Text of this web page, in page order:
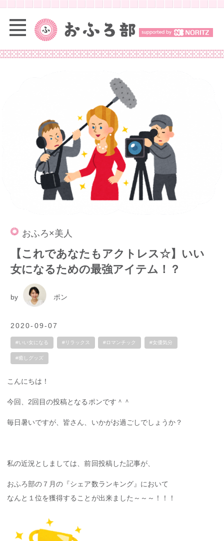
おふろ×美人
【これであなたもアクトレス☆】いい
女になるための最強アイテム！？
by ポン
2020-09-07
#いい女になる #リラックス #ロマンチック #女優気分
#癒しグッズ
こんにちは！
今回、2回目の投稿となるポンです＾＾
毎日暑いですが、皆さん、いかがお過ごしでしょうか？
私の近況としましては、前回投稿した記事が、
おふろ部の７月の『シェア数ランキング』において
なんと１位を獲得することが出来ました～～～！！！